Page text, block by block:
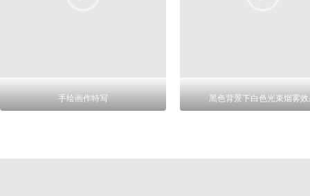
手绘画作特写 黑色背景下白色光束烟雾